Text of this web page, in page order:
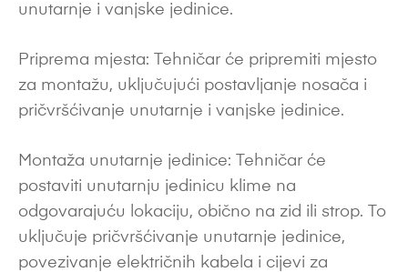
unutarnje i vanjske jedinice.
Priprema mjesta: Tehničar će pripremiti mjesto
za montažu, uključujući postavljanje nosača i
pričvršćivanje unutarnje i vanjske jedinice.
Montaža unutarnje jedinice: Tehničar će
postaviti unutarnju jedinicu klime na
odgovarajuću lokaciju, obično na zid ili strop. To
uključuje pričvršćivanje unutarnje jedinice,
povezivanje električnih kabela i cijevi za